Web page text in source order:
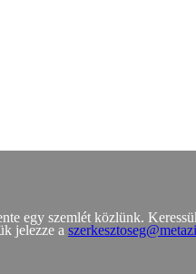
egy szemlét közlünk.
jelezze a